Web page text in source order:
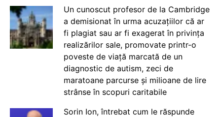
Un cunoscut profesor de la Cambridge
a demisionat în urma acuzațiilor că ar
fi plagiat sau ar fi exagerat în privința
realizărilor sale, promovate printr-o
poveste de viață marcată de un
diagnostic de autism, zeci de
maratoane parcurse și milioane de lire
strânse în scopuri caritabile
Sorin Ion, întrebat cum le răspunde